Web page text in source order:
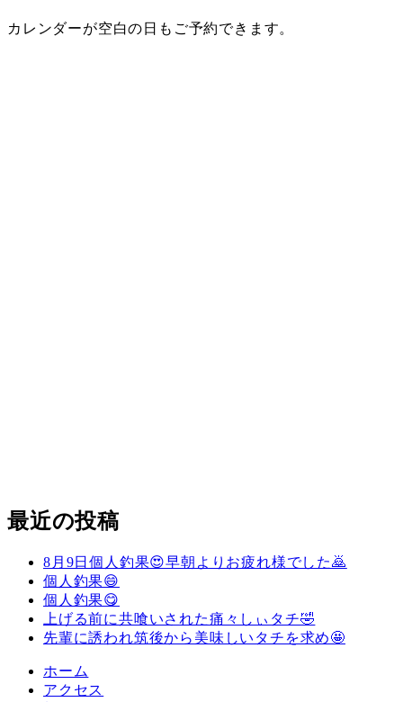
カレンダーが空白の日もご予約できます。
最近の投稿
8月9日個人釣果😍早朝よりお疲れ様でした🙇
個人釣果😄
個人釣果😋
上げる前に共喰いされた痛々しぃタチ🤣
先輩に誘われ筑後から美味しいタチを求め🤩
ホーム
アクセス